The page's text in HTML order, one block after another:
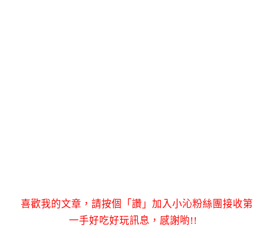
喜歡我的文章，請按個「讚」加入小沁粉絲團接收第
一手好吃好玩訊息，感謝喲!!